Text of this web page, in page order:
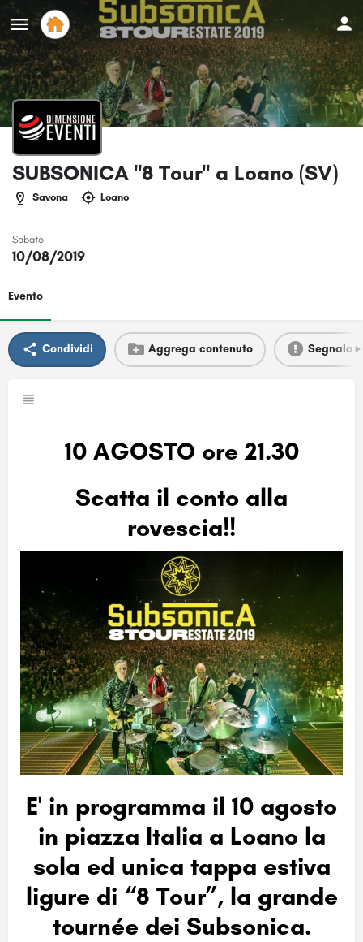
SUBSONICA "8 Tour" a Loano (SV)
Savona Loano
Sabato
10/08/2019
Evento
Condividi Aggrega contenuto Segnala
10 AGOSTO ore 21.30
Scatta il conto alla
rovescia!!
E' in programma il 10 agosto
in piazza Italia a Loano la
sola ed unica tappa estiva
ligure di “8 Tour”, la grande
tournée dei Subsonica.